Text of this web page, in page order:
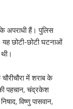
अपराधी हैं। पुलिस
छोटी-छोटी घटनाओं
में शराब के
पहचान, चंद्रकेश
विष्णु पासवान,